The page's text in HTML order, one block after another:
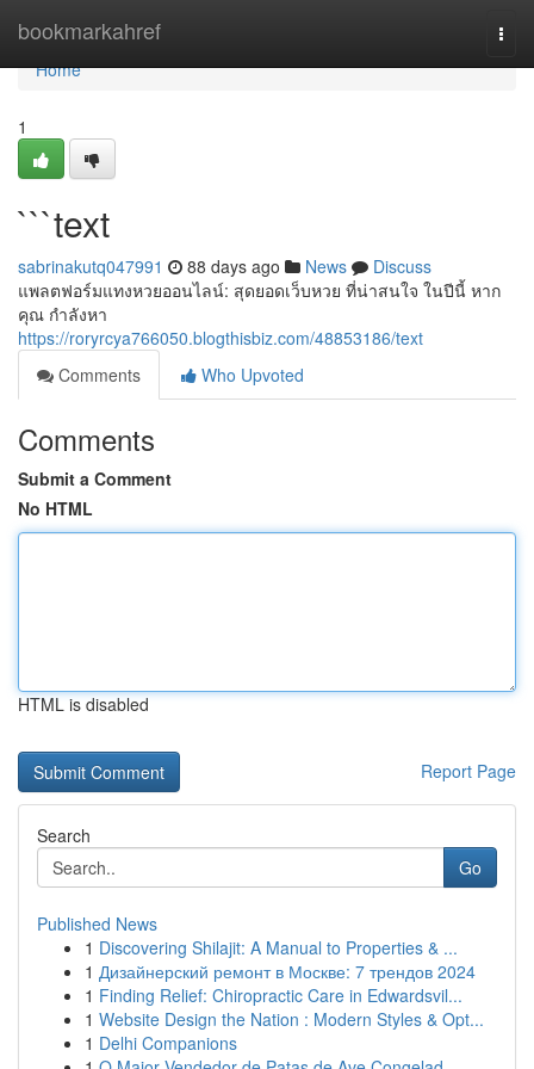
bookmarkahref
Home
Home
1
```text
sabrinakutq047991 88 days ago News
Discuss
แพลตฟอร์มแทงหวยออนไลน์: สุดยอดเว็บหวย ที่น่าสนใจ ในปีนี้ หาก
คุณ กำลังหา
https://roryrcya766050.blogthisbiz.com/48853186/text
Comments
Who Upvoted
Comments
Submit a Comment
No HTML
HTML is disabled
Report Page
Search
Go
Published News
1 Discovering Shilajit: A Manual to Properties & ...
1 Дизайнерский ремонт в Москве: 7 трендов 2024
1 Finding Relief: Chiropractic Care in Edwardsvil...
1 Website Design the Nation : Modern Styles & Opt...
1 Delhi Companions